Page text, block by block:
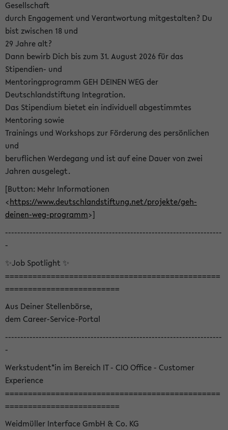
Gesellschaft
durch Engagement und Verantwortung mitgestalten? Du
bist zwischen 18 und
29 Jahre alt?
Dann bewirb Dich bis zum 31. August 2026 für das
Stipendien- und
Mentoringprogramm GEH DEINEN WEG der
Deutschlandstiftung Integration.
Das Stipendium bietet ein individuell abgestimmtes
Mentoring sowie
Trainings und Workshops zur Förderung des persönlichen
und
beruflichen Werdegang und ist auf eine Dauer von zwei
Jahren ausgelegt.
[Button: Mehr Informationen
<https://www.deutschlandstiftung.net/projekte/geh-
deinen-weg-programm>]
-----------------------------------------------------------------------
-
✨Job Spotlight ✨
===============================================
=========================
Aus Deiner Stellenbörse,
dem Career-Service-Portal
-----------------------------------------------------------------------
-
Werkstudent*in im Bereich IT - CIO Office - Customer
Experience
===============================================
=========================
Weidmüller Interface GmbH & Co. KG